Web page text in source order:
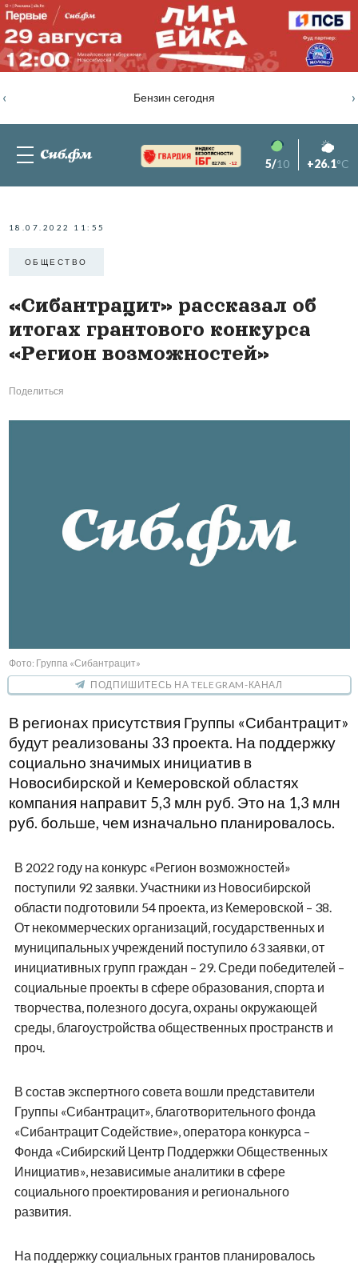
Бензин сегодня
‹ ›
82.76% -1.2 5/10 +26.1°C
18.07.2022 11:55
ОБЩЕСТВО
«Сибантрацит» рассказал об
итогах грантового конкурса
«Регион возможностей»
Поделиться
Фото: Группа «Сибантрацит»
ПОДПИШИТЕСЬ НА TELEGRAM-КАНАЛ
В регионах присутствия Группы «Сибантрацит»
будут реализованы 33 проекта. На поддержку
социально значимых инициатив в
Новосибирской и Кемеровской областях
компания направит 5,3 млн руб. Это на 1,3 млн
руб. больше, чем изначально планировалось.
В 2022 году на конкурс «Регион возможностей»
поступили 92 заявки. Участники из Новосибирской
области подготовили 54 проекта, из Кемеровской – 38.
От некоммерческих организаций, государственных и
муниципальных учреждений поступило 63 заявки, от
инициативных групп граждан – 29. Среди победителей –
социальные проекты в сфере образования, спорта и
творчества, полезного досуга, охраны окружающей
среды, благоустройства общественных пространств и
проч.
В состав экспертного совета вошли представители
Группы «Сибантрацит», благотворительного фонда
«Сибантрацит Содействие», оператора конкурса –
Фонда «Сибирский Центр Поддержки Общественных
Инициатив», независимые аналитики в сфере
социального проектирования и регионального
развития.
На поддержку социальных грантов планировалось